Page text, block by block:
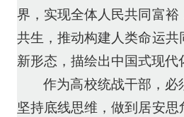
界，实现全体人民共同富
共生，推动构建人类命运共
新形态，描绘出中国式现代
作为高校统战干部，必
坚持底线思维，做到居安